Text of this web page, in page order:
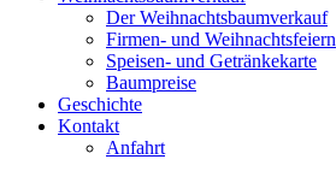
Der Weihnachtsbaumverkauf
Firmen- und Weihnachtsfeiern
Speisen- und Getränkekarte
Baumpreise
Geschichte
Kontakt
Anfahrt